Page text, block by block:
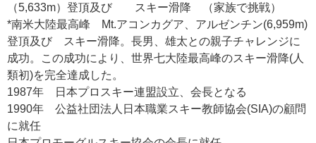
（5,633m）登頂及び スキー滑降 （家族で挑戦）
*南米大陸最高峰 Mt.アコンカグア、アルゼンチン(6,959m)
登頂及び スキー滑降。長男、雄太との親子チャレンジに
成功。この成功により、世界七大陸最高峰のスキー滑降(人
類初)を完全達成した。
1987年 日本プロスキー連盟設立、会長となる
1990年 公益社団法人日本職業スキー教師協会(SIA)の顧問
に就任